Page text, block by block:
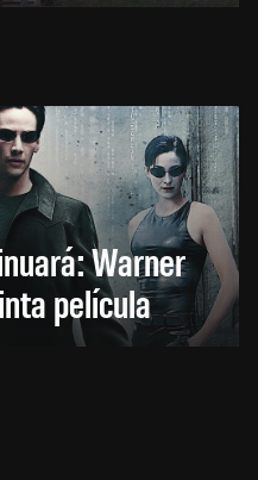
Warner
película